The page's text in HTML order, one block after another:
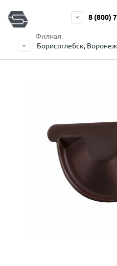
Филиал
Борисоглебск,
8 (800)